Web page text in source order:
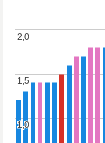
1,0
1,0
1,5
1,5
2,0
2,0